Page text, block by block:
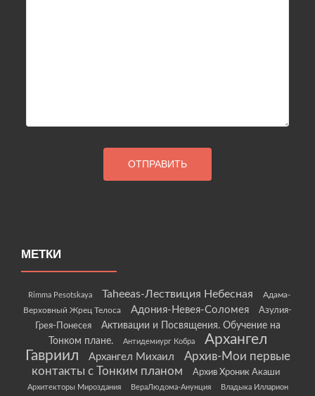
МЕТКИ
Rimma Pesotskaya Taheeas-Лествиция Небесная
Адама-
Верховный Жрец Телоса
Адония-Невея-Соломея
Азулия-
Грея-Понесея
Активации и Посвящения. Обучение на
Тонком плане.
Антидемиург Кобра
Архангел
Гавриил
Архангел Михаил
Архив-Мои первые
контакты с Тонким планом
Архив Хроник Акаши
Архитекторы Мироздания ВераЛюдома-Анунция Владыка Илларион